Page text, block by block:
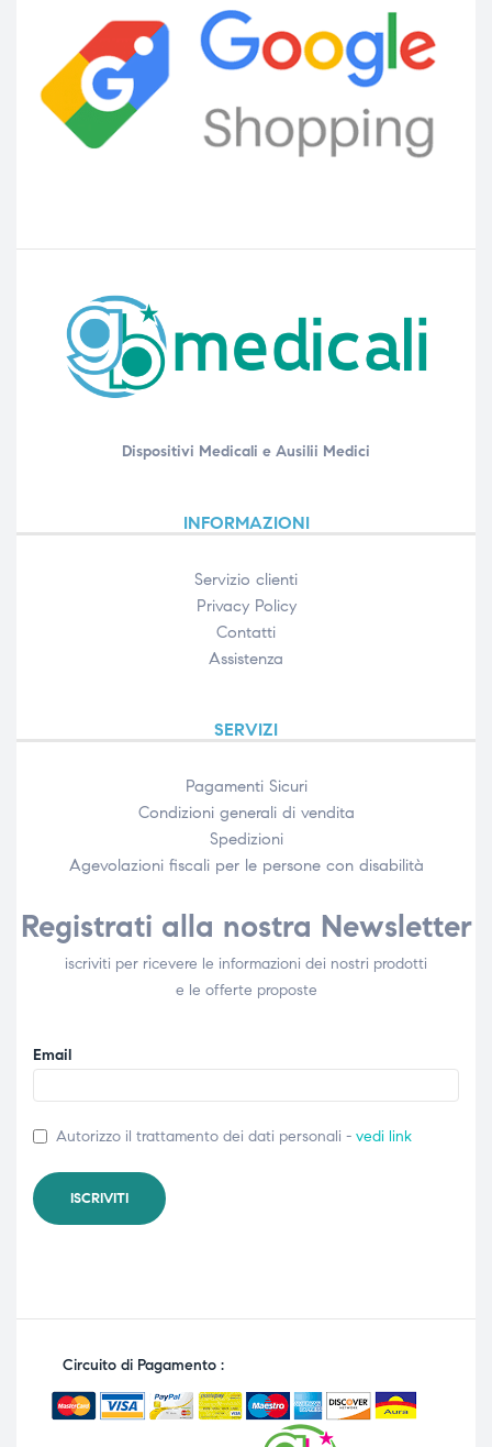
Dispositivi Medicali e Ausilii Medici
INFORMAZIONI
Servizio clienti
Privacy Policy
Contatti
Assistenza
SERVIZI
Pagamenti Sicuri
Condizioni generali di vendita
Spedizioni
Agevolazioni fiscali per le persone con disabilità​
Registrati alla nostra Newsletter
iscriviti per ricevere le informazioni dei nostri prodotti
e le offerte proposte
Email
Autorizzo il trattamento dei dati personali - vedi link
Circuito di Pagamento :